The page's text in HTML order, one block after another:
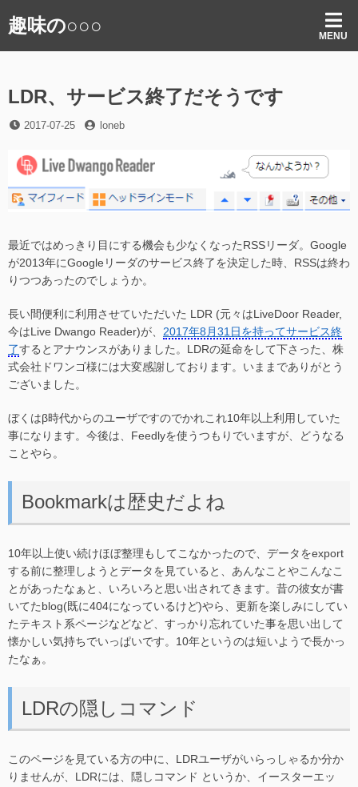
ン
キ
趣味の○○○ MENU
LDR、サービス終了だそうです
投
日
2017-07-25
投loneb
最近ではめっきり目にする機会も少なくなったRSSリーダ。Google
が2013年にGoogleリーダのサービス終了を決定した時、RSSは終わ
りつつあったのでしょうか。
長い間便利に利用させていただいた LDR (元々はLiveDoor Reader,
今はLive Dwango Reader)が、 2017年8月31日を持ってサービス終
了するとアナウンスがありました。LDRの延命をして下さった、株
式会社ドワンゴ様には大変感謝しております。いままでありがとう
ございました。
ぼくはβ時代からのユーザですのでかれこれ10年以上利用していた
事になります。今後は、Feedlyを使うつもりでいますが、どうなる
ことやら。
Bookmarkは歴史だよね
10年以上使い続けほぼ整理もしてこなかったので、データをexport
する前に整理しようとデータを見ていると、あんなことやこんなこ
とがあったなぁと、いろいろと思い出されてきます。昔の彼女が書
いてたblog(既に404になっているけど)やら、更新を楽しみにしてい
たテキスト系ページなどなど、すっかり忘れていた事を思い出して
懐かしい気持ちでいっぱいです。10年というのは短いようで長かっ
たなぁ。
LDRの隠しコマンド
このページを見ている方の中に、LDRユーザがいらっしゃるか分か
りませんが、LDRには、隠しコマンド というか、イースターエッ